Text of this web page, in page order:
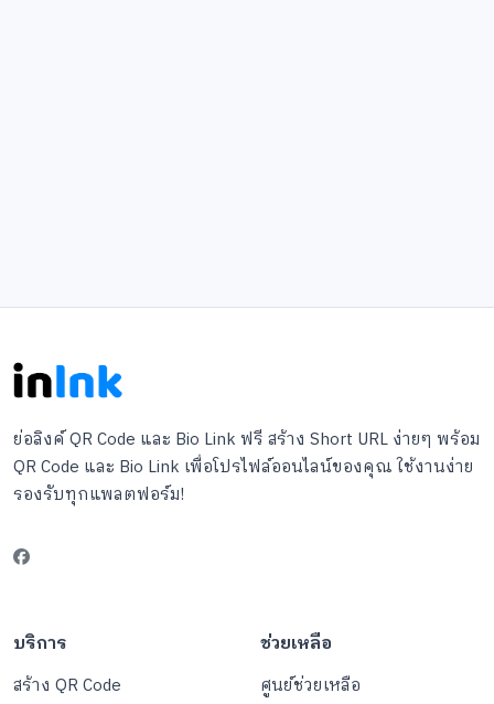
ย่อลิงค์ QR Code และ Bio Link ฟรี สร้าง Short URL ง่ายๆ พร้อม
QR Code และ Bio Link เพื่อโปรไฟล์ออนไลน์ของคุณ ใช้งานง่าย
รองรับทุกแพลตฟอร์ม!
บริการ
สร้าง QR Code
ช่วยเหลือ
ศูนย์ช่วยเหลือ